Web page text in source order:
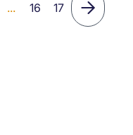
... 16 17